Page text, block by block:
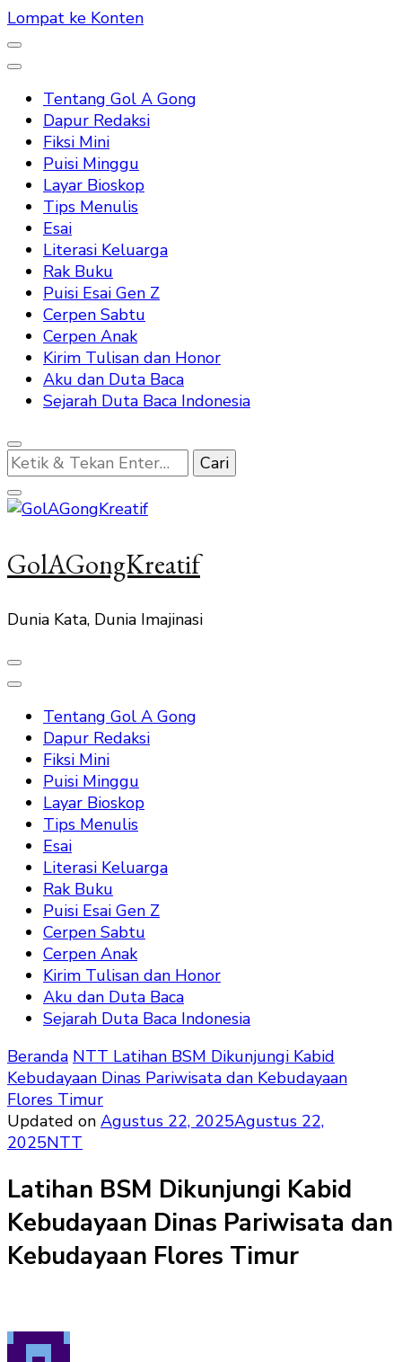
Lompat ke Konten
Tentang Gol A Gong
Dapur Redaksi
Fiksi Mini
Puisi Minggu
Layar Bioskop
Tips Menulis
Esai
Literasi Keluarga
Rak Buku
Puisi Esai Gen Z
Cerpen Sabtu
Cerpen Anak
Kirim Tulisan dan Honor
Aku dan Duta Baca
Sejarah Duta Baca Indonesia
Mencari
Sesuatu?
GolAGongKreatif
Dunia Kata, Dunia Imajinasi
Tentang Gol A Gong
Dapur Redaksi
Fiksi Mini
Puisi Minggu
Layar Bioskop
Tips Menulis
Esai
Literasi Keluarga
Rak Buku
Puisi Esai Gen Z
Cerpen Sabtu
Cerpen Anak
Kirim Tulisan dan Honor
Aku dan Duta Baca
Sejarah Duta Baca Indonesia
Beranda NTT Latihan BSM Dikunjungi Kabid
Kebudayaan Dinas Pariwisata dan Kebudayaan
Flores Timur
Updated on Agustus 22, 2025Agustus 22,
2025NTT
Latihan BSM Dikunjungi Kabid
Kebudayaan Dinas Pariwisata dan
Kebudayaan Flores Timur